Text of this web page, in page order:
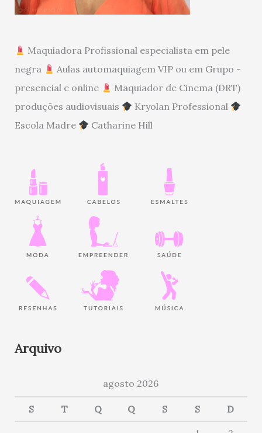
Maquiadora Profissional especialista em pele
negra
Aulas automaquiagem VIP ou em Grupo -
presencial e online
Maquiador de Cinema (DRT)
produções audiovisuais
Kryolan Professional
Escola Madre
Catharine Hill
Arquivo
agosto 2026
S T Q Q S S D